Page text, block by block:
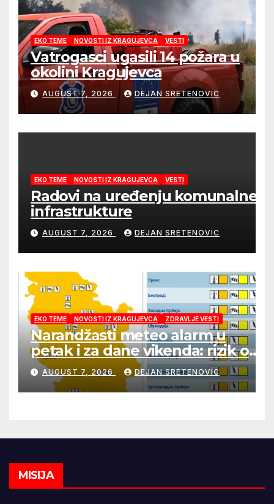
EKO TEME NOVOSTI IZ KRAGUJEVCA VESTI
Vatrogasci ugasili 14 požara u
okolini Kragujevca
AUGUST 7, 2026 DEJAN SRETENOVIC
EKO TEME NOVOSTI IZ KRAGUJEVCA VESTI
Radovi na uređenju komunalne
infrastrukture
AUGUST 7, 2026 DEJAN SRETENOVIC
EKO TEME NOVOSTI IZ KRAGUJEVCA ZDRAVLJE VESTI
Narandžasti meteo alarm u
petak i za dane vikenda: rizik od
nastanka i širenja požara na
otvorenom i dalje veoma visok
AUGUST 7, 2026 DEJAN SRETENOVIC
MISIJA